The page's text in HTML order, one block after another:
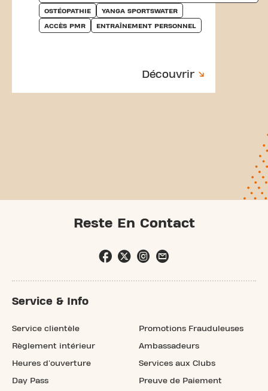
OSTÉOPATHIE YANGA SPORTSWATER
ACCÈS PMR ENTRAÎNEMENT PERSONNEL
Découvrir
Reste En Contact
Service & Info
Service clientèle
Règlement intérieur
Heures d'ouverture
Day Pass
Promotions Frauduleuses
Ambassadeurs
Services aux Clubs
Preuve de Paiement